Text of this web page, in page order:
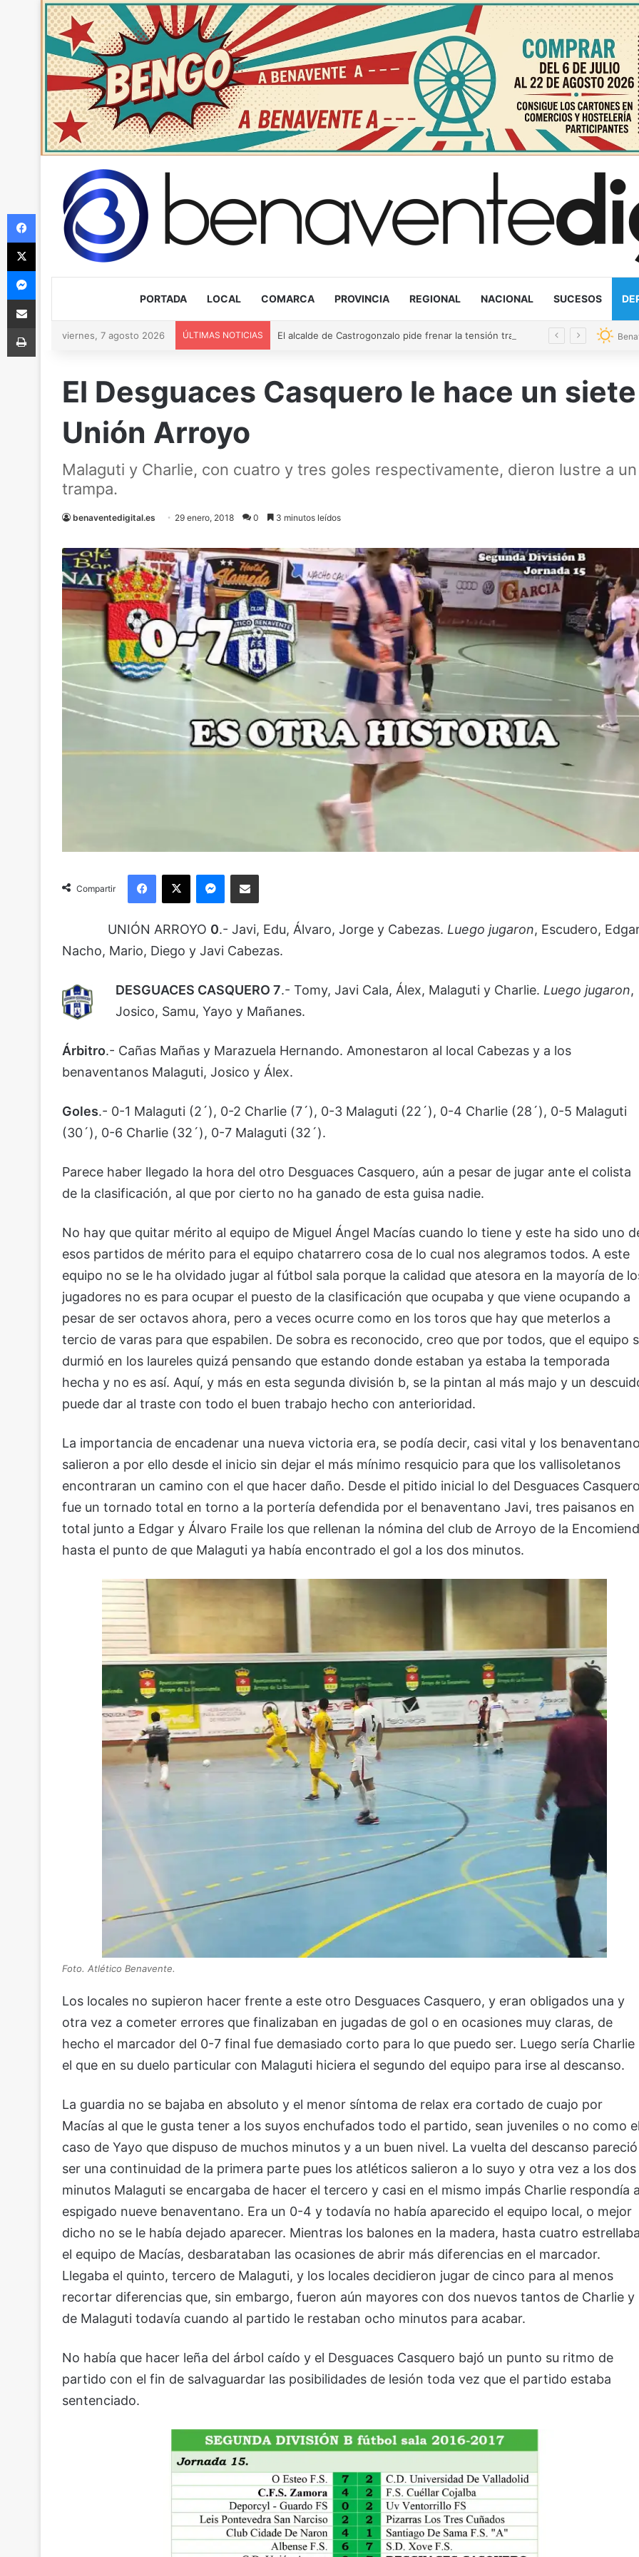
PORTADA LOCAL COMARCA PROVINCIA REGIONAL NACIONAL SUCESOS
viernes, 7 agosto 2026 ÚLTIMAS NOTICIAS
El Desguaces Casquero le hace un
Unión Arroyo
Malaguti y Charlie, con cuatro y tres goles respectivamente, dieron lustre a
trampa.
benaventedigital.es 29 enero, 2018 0 3 minutos leídos
Compartir
UNIÓN ARROYO 0.- Javi, Edu, Álvaro, Jorge y Cabezas. Luego jugaron, Escudero,
Nacho, Mario, Diego y Javi Cabezas.
DESGUACES CASQUERO 7.- Tomy, Javi Cala, Álex, Malaguti y Charlie. Luego jugaron,
Josico, Samu, Yayo y Mañanes.
Árbitro.- Cañas Mañas y Marazuela Hernando. Amonestaron al local Cabezas y a los
benaventanos Malaguti, Josico y Álex.
Goles.- 0-1 Malaguti (2´), 0-2 Charlie (7´), 0-3 Malaguti (22´), 0-4 Charlie (28´), 0-5 Malaguti
(30´), 0-6 Charlie (32´), 0-7 Malaguti (32´).
Parece haber llegado la hora del otro Desguaces Casquero, aún a pesar de jugar ante el colista
de la clasificación, al que por cierto no ha ganado de esta guisa nadie.
No hay que quitar mérito al equipo de Miguel Ángel Macías cuando lo tiene y este ha sido uno
esos partidos de mérito para el equipo chatarrero cosa de lo cual nos alegramos todos. A este
equipo no se le ha olvidado jugar al fútbol sala porque la calidad que atesora en la mayoría de
jugadores no es para ocupar el puesto de la clasificación que ocupaba y que viene ocupando a
pesar de ser octavos ahora, pero a veces ocurre como en los toros que hay que meterlos a
tercio de varas para que espabilen. De sobra es reconocido, creo que por todos, que el equipo
durmió en los laureles quizá pensando que estando donde estaban ya estaba la temporada
hecha y no es así. Aquí, y más en esta segunda división b, se la pintan al más majo y un
puede dar al traste con todo el buen trabajo hecho con anterioridad.
La importancia de encadenar una nueva victoria era, se podía decir, casi vital y los
salieron a por ello desde el inicio sin dejar el más mínimo resquicio para que los vallisoletanos
encontraran un camino con el que hacer daño. Desde el pitido inicial lo del Desguaces
fue un tornado total en torno a la portería defendida por el benaventano Javi, tres paisanos en
total junto a Edgar y Álvaro Fraile los que rellenan la nómina del club de Arroyo de la
hasta el punto de que Malaguti ya había encontrado el gol a los dos minutos.
Foto. Atlético Benavente.
Los locales no supieron hacer frente a este otro Desguaces Casquero, y eran obligados una y
otra vez a cometer errores que finalizaban en jugadas de gol o en ocasiones muy claras, de
hecho el marcador del 0-7 final fue demasiado corto para lo que puedo ser. Luego sería Charlie
el que en su duelo particular con Malaguti hiciera el segundo del equipo para irse al descanso.
La guardia no se bajaba en absoluto y el menor síntoma de relax era cortado de cuajo por
Macías al que le gusta tener a los suyos enchufados todo el partido, sean juveniles o no como
caso de Yayo que dispuso de muchos minutos y a un buen nivel. La vuelta del descanso pareció
ser una continuidad de la primera parte pues los atléticos salieron a lo suyo y otra vez a los dos
minutos Malaguti se encargaba de hacer el tercero y casi en el mismo impás Charlie respondía
espigado nueve benaventano. Era un 0-4 y todavía no había aparecido el equipo local, o mejor
dicho no se le había dejado aparecer. Mientras los balones en la madera, hasta cuatro
el equipo de Macías, desbarataban las ocasiones de abrir más diferencias en el marcador.
Llegaba el quinto, tercero de Malaguti, y los locales decidieron jugar de cinco para al menos
recortar diferencias que, sin embargo, fueron aún mayores con dos nuevos tantos de Charlie y
de Malaguti todavía cuando al partido le restaban ocho minutos para acabar.
No había que hacer leña del árbol caído y el Desguaces Casquero bajó un punto su ritmo de
partido con el fin de salvaguardar las posibilidades de lesión toda vez que el partido estaba
sentenciado.
Facebook